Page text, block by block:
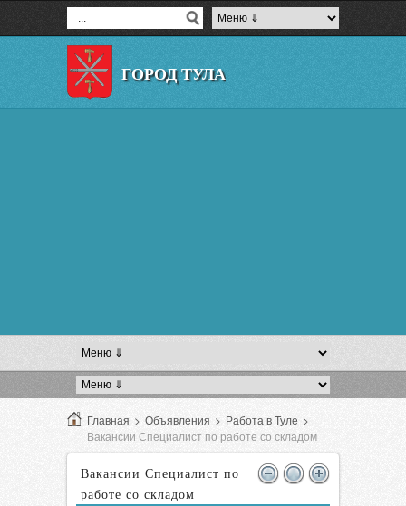
ГОРОД ТУЛА
Главная > Объявления > Работа в Туле >
Вакансии Специалист по работе со складом
Вакансии Специалист по
работе со складом